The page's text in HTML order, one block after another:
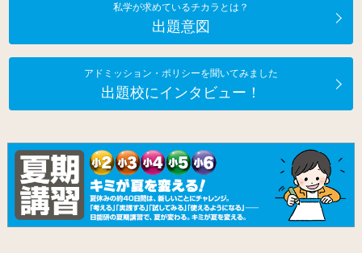
私学が求めているチカラとは？
出題意図
アドミッション・ポリシーを聞いてみました
出題校にインタビュー！